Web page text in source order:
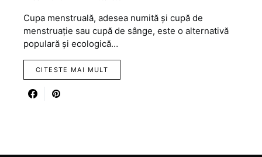
Cupa menstruală, adesea numită și cupă de
menstruație sau cupă de sânge, este o alternativă
populară și ecologică…
CITESTE MAI MULT